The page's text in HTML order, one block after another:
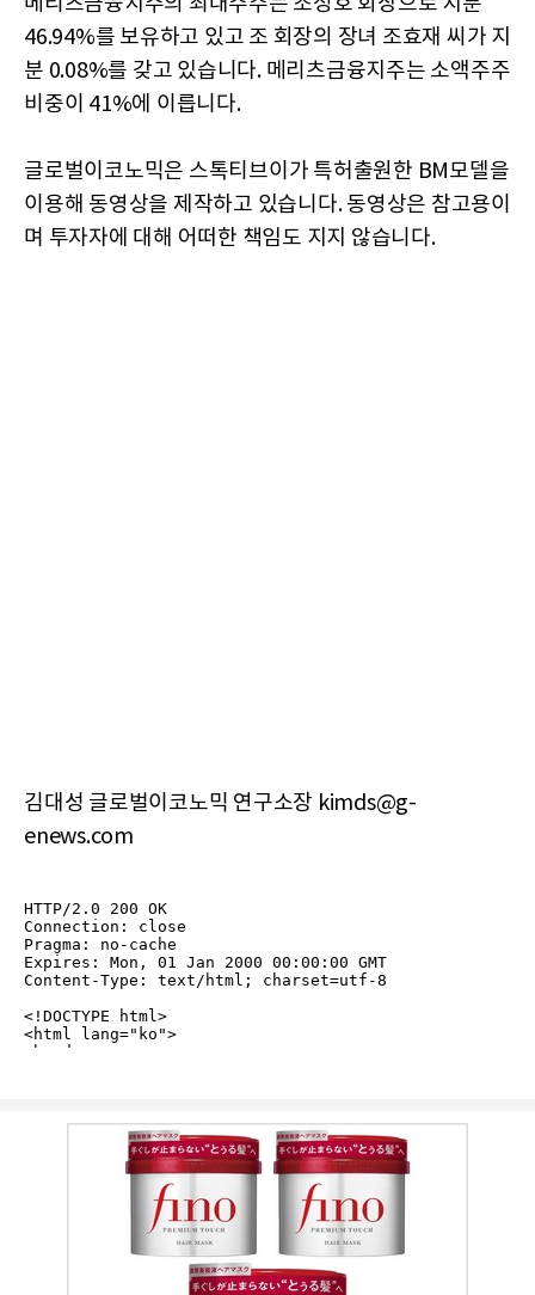
46.94%를 보유하고 있고 조 회장의 장녀 조효재 씨가 지
분 0.08%를 갖고 있습니다. 메리츠금융지주는 소액주주
비중이 41%에 이릅니다.
글로벌이코노믹은 스톡티브이가 특허출원한 BM모델을
이용해 동영상을 제작하고 있습니다. 동영상은 참고용이
며 투자자에 대해 어떠한 책임도 지지 않습니다.
김대성 글로벌이코노믹 연구소장 kimds@g-
enews.com